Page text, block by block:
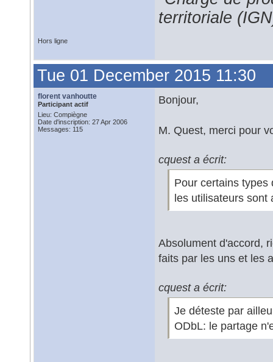
territoriale
Hors ligne
Tue 01 December 2015 11:30
florent vanhoutte
Participant actif
Lieu: Compiègne
Date d'inscription: 27 Apr 2006
Messages: 115
Bonjour,
M. Quest, merci pour
cquest a écrit:
Pour certains types
les utilisateurs sont
Absolument d'accord,
faits par les uns et les
cquest a écrit:
Je déteste par
ODbL: le partage